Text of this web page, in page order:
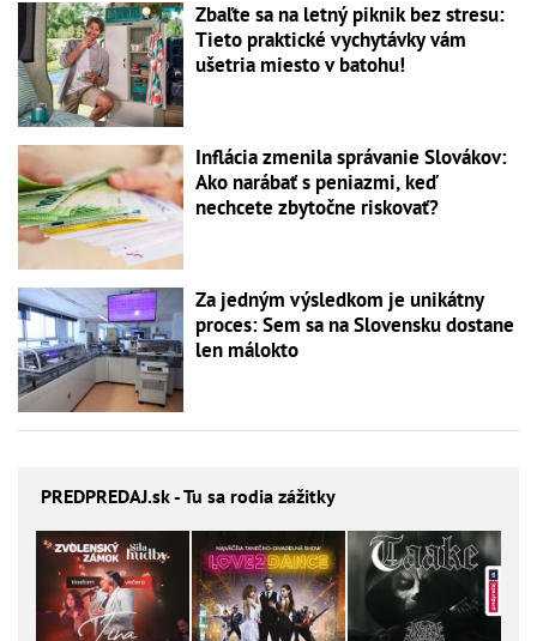
Zbaľte sa na letný piknik bez stresu:
Tieto praktické vychytávky vám
ušetria miesto v batohu!
Inflácia zmenila správanie Slovákov:
Ako narábať s peniazmi, keď
nechcete zbytočne riskovať?
Za jedným výsledkom je unikátny
proces: Sem sa na Slovensku dostane
len málokto
PREDPREDAJ.sk - Tu sa rodia zážitky